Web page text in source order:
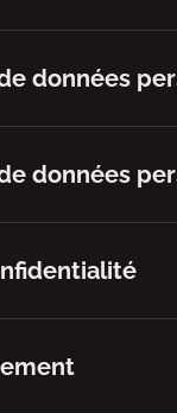
données
données